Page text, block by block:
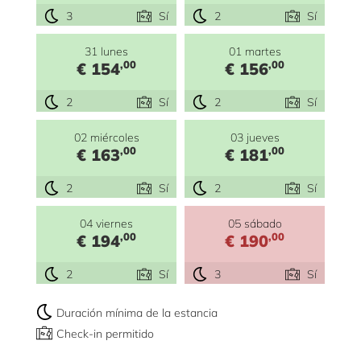
3 Sí 2 Sí
31 lunes
€ 154,00
2 Sí
01 martes
€ 156,00
2 Sí
02 miércoles
€ 163,00
2 Sí
03 jueves
€ 181,00
2 Sí
04 viernes
€ 194,00
2 Sí
05 sábado
€ 190,00
3 Sí
Duración mínima de la estancia
Check-in permitido